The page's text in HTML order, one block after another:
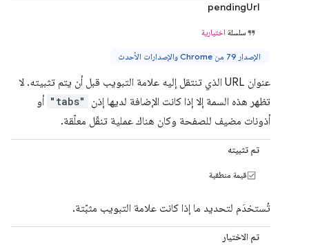
pendingUrl
سلسلة اختيارية
الإصدار 79 من Chrome والإصدارات الأحدث
عنوان URL الذي تنتقل إليه علامة التبويب قبل أن يتم تثبيته. لا
تظهر هذه السمة إلا إذا كانت الإضافة لديها إذن
"tabs" أو
أذونات مضيف للصفحة وكان هناك عملية تنقّل معلّقة.
تم تثبيته
قيمة منطقية
تُستخدَم لتحديد ما إذا كانت علامة التبويب مثبّتة.
تم الاختيار